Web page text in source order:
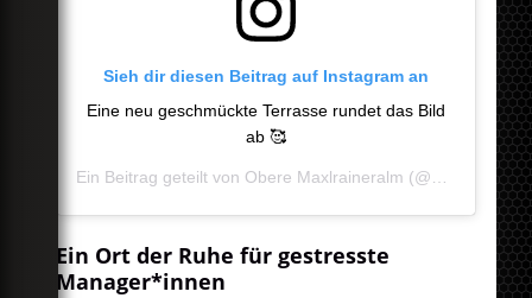
Sieh dir diesen Beitrag auf Instagram an
Eine neu geschmückte Terrasse rundet das Bild
ab 🥰
Ein Beitrag geteilt von Obere Maxlraineralm (@maxlraineralmobere) am
Ein Ort der Ruhe für gestresste
Manager*innen